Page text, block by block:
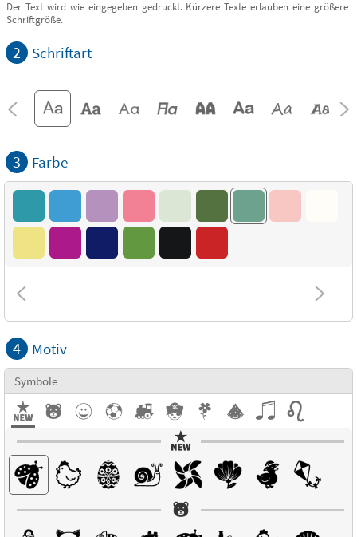
Der Text wird wie eingegeben gedruckt. Kürzere Texte erlauben eine größere
Schriftgröße.
2 Schriftart
3 Farbe
4 Motiv
Symbole